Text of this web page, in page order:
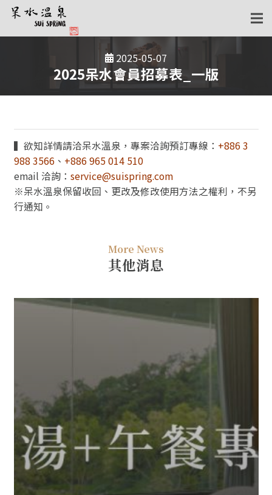
2025-05-07
2025呆水會員招募表_一版
▍欲知詳情請洽呆水溫泉，專案洽詢預訂專線： +886 3
988 3566、 +886 965 014 510
email 洽詢： service@suispring.com
※呆水溫泉保留收回、更改及修改使用方法之權利，不另
行通知。
More News
其他消息